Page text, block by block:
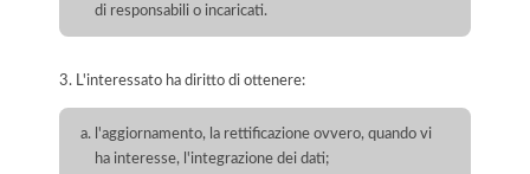
di responsabili o incaricati.
3. L'interessato ha diritto di ottenere:
l'aggiornamento, la rettificazione ovvero, quando vi
ha interesse, l'integrazione dei dati;